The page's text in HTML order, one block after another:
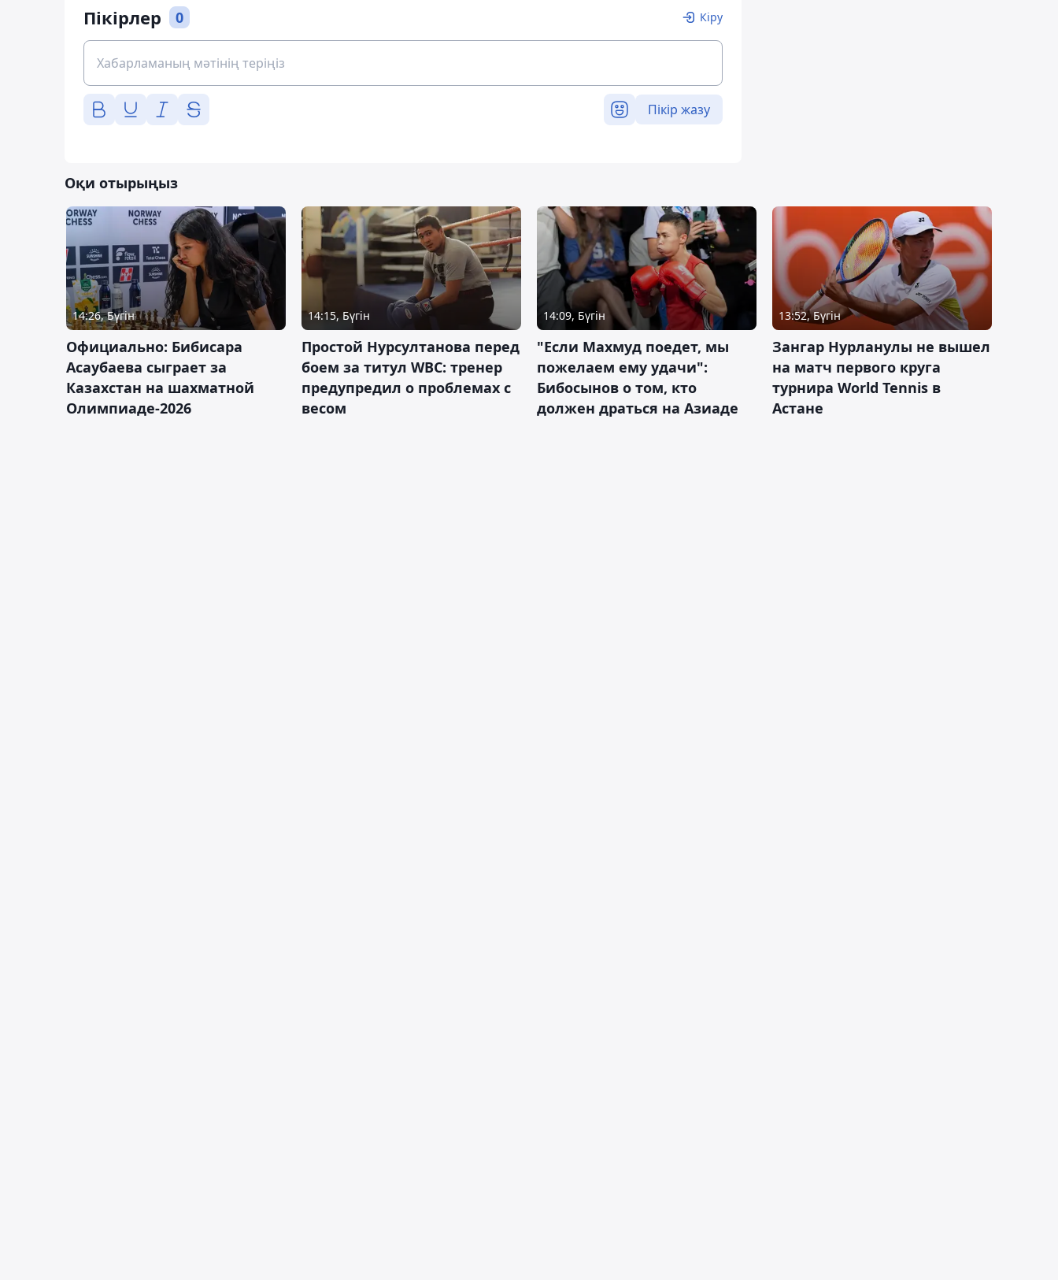
Пікірлер 0 Кіру
Пікір жазу
Оқи отырыңыз
14:26, Бүгін
Официально: Бибисара
Асаубаева сыграет за
Казахстан на шахматной
Олимпиаде-2026
14:15, Бүгін
Простой Нурсултанова перед
боем за титул WBC: тренер
предупредил о проблемах с
весом
14:09, Бүгін
"Если Махмуд поедет, мы
пожелаем ему удачи":
Бибосынов о том, кто
должен драться на Азиаде
13:52, Бүгін
Зангар Нурланулы не вышел
на матч первого круга
турнира World Tennis в
Астане